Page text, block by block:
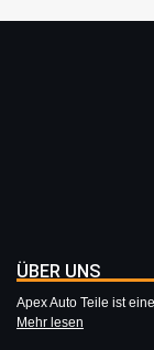
ÜBER UNS
Apex Auto Teile ist
Mehr lesen